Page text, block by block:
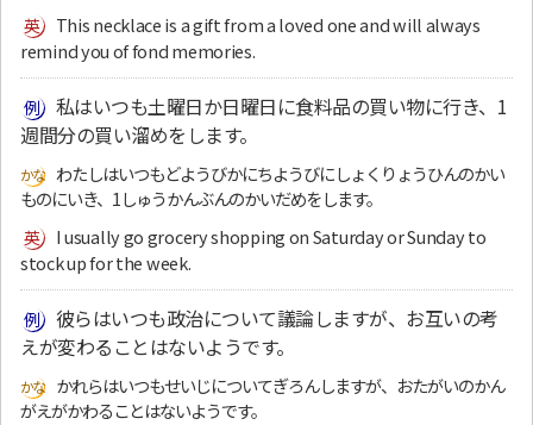
This necklace is a gift from a loved one and will always
remind you of fond memories.
私はいつも土曜日か日曜日に食料品の買い物に行き、1
週間分の買い溜めをします。
わたしはいつもどようびかにちようびにしょくりょうひんのかい
ものにいき、1しゅうかんぶんのかいだめをします。
I usually go grocery shopping on Saturday or Sunday to
stock up for the week.
彼らはいつも政治について議論しますが、お互いの考
えが変わることはないようです。
かれらはいつもせいじについてぎろんしますが、おたがいのかん
がえがかわることはないようです。